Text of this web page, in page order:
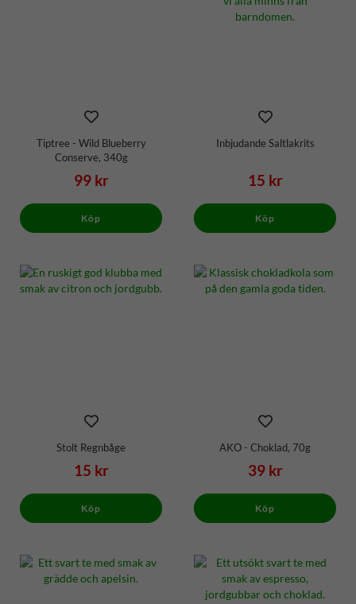
Tiptree - Wild Blueberry
Conserve, 340g
99 kr
Köp
Inbjudande Saltlakrits
15 kr
Köp
Stolt Regnbåge
15 kr
Köp
AKO - Choklad, 70g
39 kr
Köp